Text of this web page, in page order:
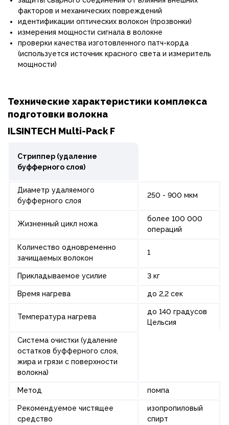
факторов и механических повреждений
идентификации оптических волокон (прозвонки)
измерения мощности сигнала в волокне
проверки качества изготовленного патч-корда
(используется источник красного света и измеритель
мощности)
Технические характеристики комплекса
подготовки волокна
ILSINTECH Multi-Pack F
Стриппер (удаление
буфферного слоя)
Диаметр удаляемого
буфферного слоя
250 - 900 мкм
Жизненный цикл ножа
более 100 000
операций
Количество одновременно
зачищаемых волокон
1
Прикладываемое усилие 3 кг
Время нагрева до 2,2 сек
Температура нагрева
до 140 градусов
Цельсия
Система очистки (удаление
остатков буфферного слоя,
жира и грязи с поверхности
волокна)
Метод помпа
Рекомендуемое чистящее
средство
изопропиловый
спирт